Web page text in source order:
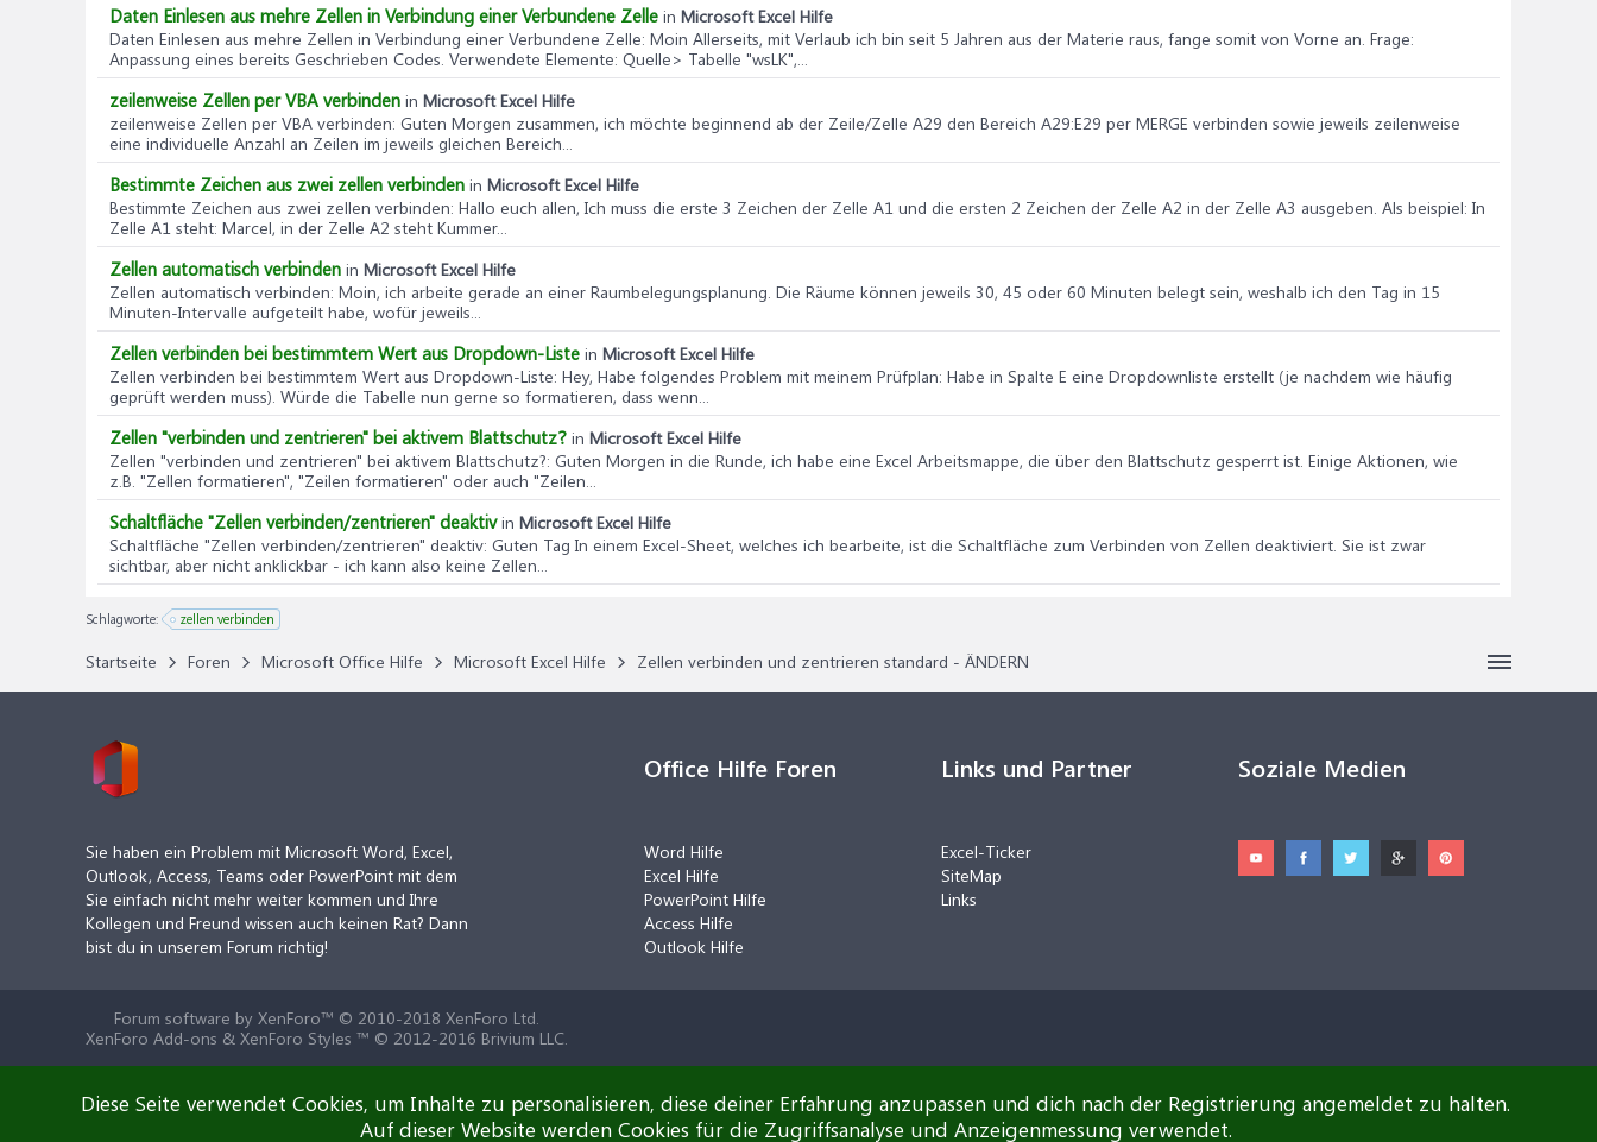
Daten Einlesen aus mehre Zellen in Verbindung einer Verbundene Zelle in Microsoft Excel Hilfe
Daten Einlesen aus mehre Zellen in Verbindung einer Verbundene Zelle: Moin Allerseits, mit Verlaub ich bin seit 5 Jahren aus der Materie raus, fange somit von Vorne an. Frage:
Anpassung eines bereits Geschrieben Codes. Verwendete Elemente: Quelle> Tabelle "wsLK",...
zeilenweise Zellen per VBA verbinden in Microsoft Excel Hilfe
zeilenweise Zellen per VBA verbinden: Guten Morgen zusammen, ich möchte beginnend ab der Zeile/Zelle A29 den Bereich A29:E29 per MERGE verbinden sowie jeweils zeilenweise
eine individuelle Anzahl an Zeilen im jeweils gleichen Bereich...
Bestimmte Zeichen aus zwei zellen verbinden in Microsoft Excel Hilfe
Bestimmte Zeichen aus zwei zellen verbinden: Hallo euch allen, Ich muss die erste 3 Zeichen der Zelle A1 und die ersten 2 Zeichen der Zelle A2 in der Zelle A3 ausgeben. Als beispiel: In
Zelle A1 steht: Marcel, in der Zelle A2 steht Kummer...
Zellen automatisch verbinden in Microsoft Excel Hilfe
Zellen automatisch verbinden: Moin, ich arbeite gerade an einer Raumbelegungsplanung. Die Räume können jeweils 30, 45 oder 60 Minuten belegt sein, weshalb ich den Tag in 15
Minuten-Intervalle aufgeteilt habe, wofür jeweils...
Zellen verbinden bei bestimmtem Wert aus Dropdown-Liste in Microsoft Excel Hilfe
Zellen verbinden bei bestimmtem Wert aus Dropdown-Liste: Hey, Habe folgendes Problem mit meinem Prüfplan: Habe in Spalte E eine Dropdownliste erstellt (je nachdem wie häufig
geprüft werden muss). Würde die Tabelle nun gerne so formatieren, dass wenn...
Zellen "verbinden und zentrieren" bei aktivem Blattschutz? in Microsoft Excel Hilfe
Zellen "verbinden und zentrieren" bei aktivem Blattschutz?: Guten Morgen in die Runde, ich habe eine Excel Arbeitsmappe, die über den Blattschutz gesperrt ist. Einige Aktionen, wie
z.B. "Zellen formatieren", "Zeilen formatieren" oder auch "Zeilen...
Schaltfläche "Zellen verbinden/zentrieren" deaktivin Microsoft Excel Hilfe
Schaltfläche "Zellen verbinden/zentrieren" deaktiv: Guten Tag In einem Excel-Sheet, welches ich bearbeite, ist die Schaltfläche zum Verbinden von Zellen deaktiviert. Sie ist zwar
sichtbar, aber nicht anklickbar - ich kann also keine Zellen...
Schlagworte: zellen verbinden
Startseite Foren Microsoft Office Hilfe Microsoft Excel Hilfe Zellen verbinden und zentrieren standard - ÄNDERN
Sie haben ein Problem mit Microsoft Word, Excel,
Outlook, Access, Teams oder PowerPoint mit dem
Sie einfach nicht mehr weiter kommen und Ihre
Kollegen und Freund wissen auch keinen Rat? Dann
bist du in unserem Forum richtig!
Office Hilfe Foren
Word Hilfe
Excel Hilfe
PowerPoint Hilfe
Access Hilfe
Outlook Hilfe
Links und Partner
Excel-Ticker
SiteMap
Links
Soziale Medien
Forum software by XenForo™ © 2010-2018 XenForo Ltd.
XenForo Add-ons & XenForo Styles ™ © 2012-2016 Brivium LLC.
Diese Seite verwendet Cookies, um Inhalte zu personalisieren, diese deiner Erfahrung anzupassen und dich nach der Registrierung angemeldet zu halten.
Auf dieser Website werden Cookies für die Zugriffsanalyse und Anzeigenmessung verwendet.